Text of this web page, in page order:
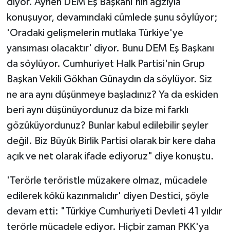
diyor. Aynen DEM Eş Başkanı'nın ağzıyla
konuşuyor, devamındaki cümlede şunu söylüyor;
'Oradaki gelişmelerin mutlaka Türkiye'ye
yansıması olacaktır' diyor. Bunu DEM Eş Başkanı
da söylüyor. Cumhuriyet Halk Partisi'nin Grup
Başkan Vekili Gökhan Günaydın da söylüyor. Siz
ne ara aynı düşünmeye başladınız? Ya da eskiden
beri aynı düşünüyordunuz da bize mi farklı
gözüküyordunuz? Bunlar kabul edilebilir şeyler
değil. Biz Büyük Birlik Partisi olarak bir kere daha
açık ve net olarak ifade ediyoruz" diye konuştu.
'Terörle teröristle müzakere olmaz, mücadele
edilerek kökü kazınmalıdır' diyen Destici, şöyle
devam etti: "Türkiye Cumhuriyeti Devleti 41 yıldır
terörle mücadele ediyor. Hiçbir zaman PKK'ya